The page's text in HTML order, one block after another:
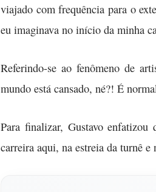
viajado com frequência para o
eu imaginava no início da minha
Referindo-se ao fenômeno de
mundo está cansado, né?! É
Para finalizar, Gustavo
carreira aqui, na estreia da turnê e